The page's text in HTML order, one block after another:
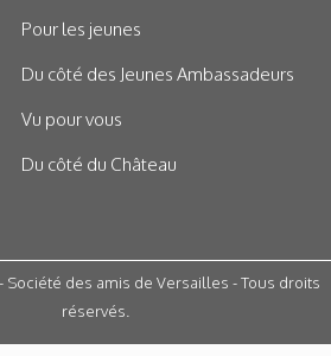
Pour les jeunes
Du côté des Jeunes Ambassadeurs
Vu pour vous
Du côté du Château
Société des amis de Versailles - Tous droits
réservés.